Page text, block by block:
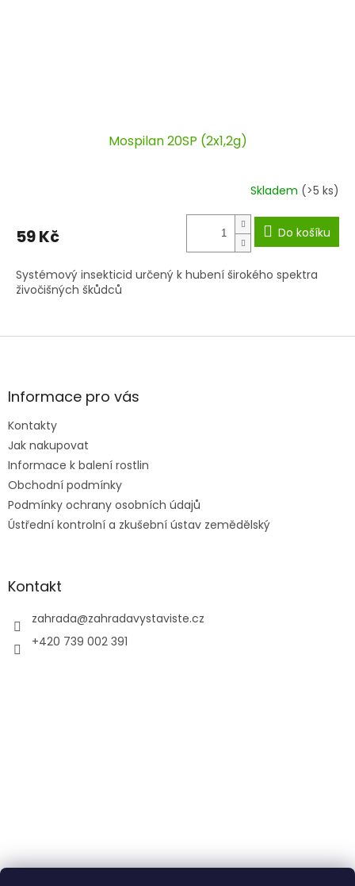
Mospilan 20SP (2x1,2g)
Skladem (>5 ks)
59 Kč Do košíku
Systémový insekticid určený k hubení širokého spektra
živočišných škůdců
Z
aInformace pro vás
Kontakty
Jak nakupovat
Informace k balení rostlin
Obchodní podmínky
Podmínky ochrany osobních údajů
Ústřední kontrolní a zkušební ústav zemědělský
Kontakt
zahrada@zahradavystaviste.cz
+420 739 002 391